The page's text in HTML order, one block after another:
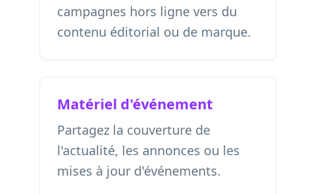
campagnes hors ligne vers du
contenu éditorial ou de marque.
Matériel d'événement
Partagez la couverture de
l'actualité, les annonces ou les
mises à jour d'événements.